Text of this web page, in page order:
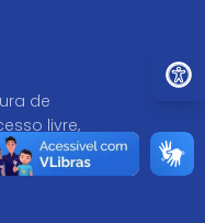
de
livre,
Ir